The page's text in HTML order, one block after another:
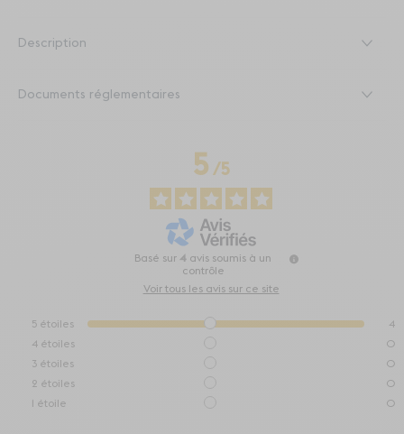
Description
Documents réglementaires
5/5
Basé sur 4 avis soumis à un
contrôle
Voir tous les avis sur ce site
5 étoiles
4
4 étoiles
0
3 étoiles
0
2 étoiles
0
1 étoile 0